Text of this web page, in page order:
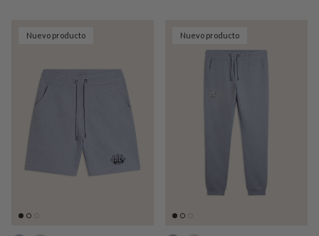
Nuevo producto Nuevo producto